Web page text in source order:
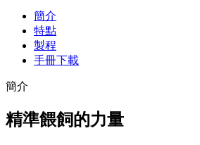
簡介
特點
製程
手冊下載
簡介
精準餵飼的力量